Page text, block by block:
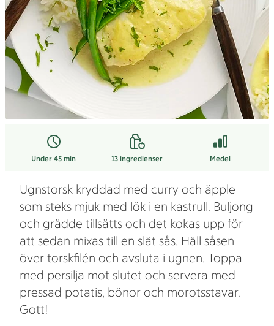
Under 45 min 13 ingredienser Medel
Ugnstorsk kryddad med curry och äpple
som steks mjuk med lök i en kastrull. Buljong
och grädde tillsätts och det kokas upp för
att sedan mixas till en slät sås. Häll såsen
över torskfilén och avsluta i ugnen. Toppa
med persilja mot slutet och servera med
pressad potatis, bönor och morotsstavar.
Gott!